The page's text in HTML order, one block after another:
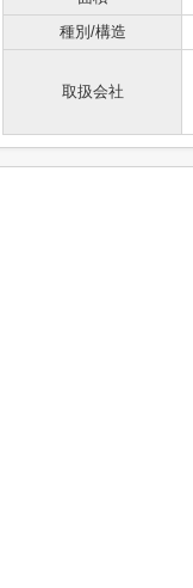
種別/構造
取扱会社